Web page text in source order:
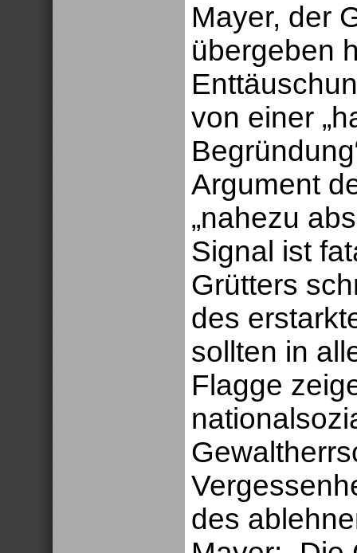
Mayer, der
übergeben
von einer
Argument
„nahezu
Signal ist
Grütters
des
sollten in
Flagge
des